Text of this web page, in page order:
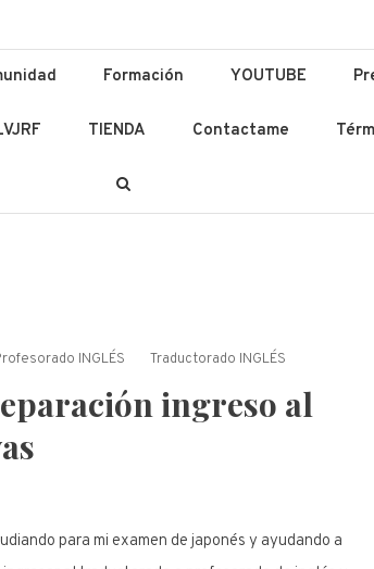
y Lenguas
Formación YOUTUBE
TIENDA Contactame
INGLÉS Traductorado INGLÉS
ingreso al
para mi examen de japonés y ayudando a